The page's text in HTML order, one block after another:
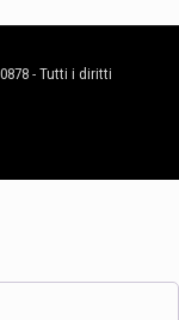
- Tutti i diritti